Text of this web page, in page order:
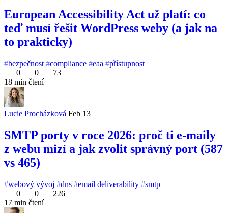
European Accessibility Act už platí: co
teď musí řešit WordPress weby (a jak na
to prakticky)
bezpečnost compliance eaa
přístupnost
0
0
73
18 min čtení
Lucie Procházková Feb 13
SMTP porty v roce 2026: proč ti e-maily
z webu mizí a jak zvolit správný port (587
vs 465)
webový vývoj dns email deliverability
smtp
0
0
226
17 min čtení